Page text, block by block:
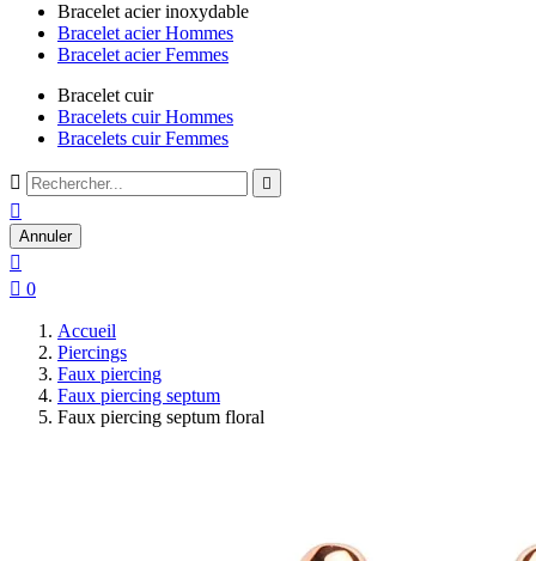
Bracelet acier inoxydable
Bracelet acier Hommes
Bracelet acier Femmes
Bracelet cuir
Bracelets cuir Hommes
Bracelets cuir Femmes
 

Annuler

 0
Accueil
Piercings
Faux piercing
Faux piercing septum
Faux piercing septum floral